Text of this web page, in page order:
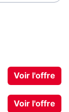
Voir l'offre
Voir l'offre